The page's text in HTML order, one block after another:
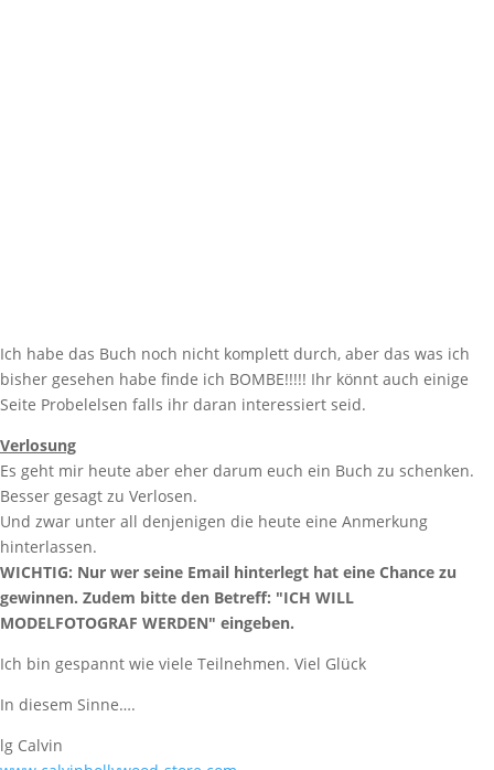
Ich habe das Buch noch nicht komplett durch, aber das was ich
bisher gesehen habe finde ich BOMBE!!!!! Ihr könnt auch einige
Seite Probelelsen falls ihr daran interessiert seid.
Verlosung
Es geht mir heute aber eher darum euch ein Buch zu schenken.
Besser gesagt zu Verlosen.
Und zwar unter all denjenigen die heute eine Anmerkung
hinterlassen.
WICHTIG: Nur wer seine Email hinterlegt hat eine Chance zu
gewinnen. Zudem bitte den Betreff: "ICH WILL
MODELFOTOGRAF WERDEN" eingeben.
Ich bin gespannt wie viele Teilnehmen. Viel Glück
In diesem Sinne….
lg Calvin